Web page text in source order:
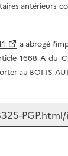
antérieurs
a abrogé
1668 A du
au BOI-IS-